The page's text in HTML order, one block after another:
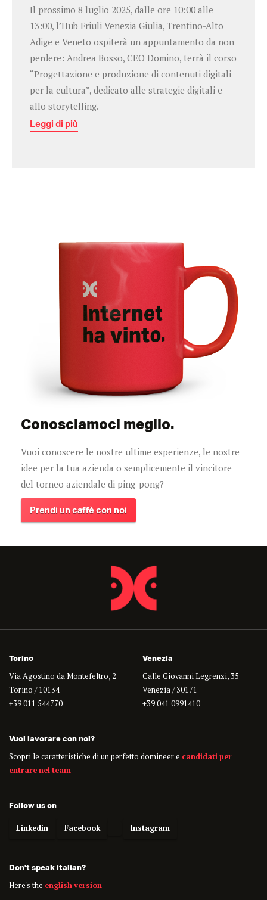
Il prossimo 8 luglio 2025, dalle ore 10:00 alle
13:00, l’Hub Friuli Venezia Giulia, Trentino-Alto
Adige e Veneto ospiterà un appuntamento da non
perdere: Andrea Bosso, CEO Domino, terrà il corso
“Progettazione e produzione di contenuti digitali
per la cultura”, dedicato alle strategie digitali e
allo storytelling.
Leggi di più
Conosciamoci meglio.
Vuoi conoscere le nostre ultime esperienze, le nostre
idee per la tua azienda o semplicemente il vincitore
del torneo aziendale di ping-pong?
Prendi un caffè con noi
Torino
Via Agostino da Montefeltro, 2
Torino / 10134
+39 011 544770
Venezia
Calle Giovanni Legrenzi, 35
Venezia / 30171
+39 041 0991410
Vuoi lavorare con noi?
Scopri le caratteristiche di un perfetto domineer e candidati per
entrare nel team
Follow us on
Linkedin Facebook Instagram
Don't speak italian?
Here's the english version